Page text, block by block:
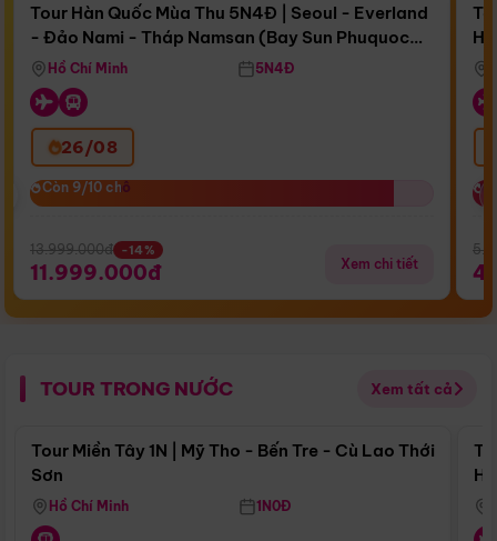
Còn17 ngày 12:17:39
Bay Sun Phuquoc Airways
Tour Hàn Quốc Mùa Thu 5N4Đ | Seoul - Everland
- Đảo Nami - Tháp Namsan (Bay Sun Phuquoc
Airways)
Hồ Chí Minh 5N4Đ
26/08
Còn 9/10 chỗ
Còn 9/10 chỗ
13.999.000đ -14%
11.999.000đ Xem chi tiết
TOUR TRONG NƯỚC Xem tất cả
Điểm nổi bật
Tour Miền Tây 1N | Mỹ Tho - Bến Tre - Cù Lao Thới
Sơn
Hồ Chí Minh 1N0Đ